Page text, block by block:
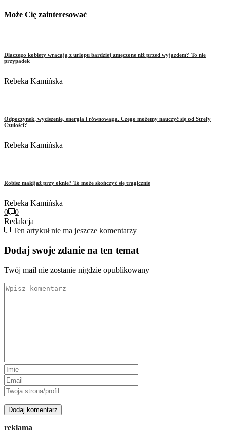
Może Cię zainteresować
Dlaczego kobiety wracają z urlopu bardziej zmęczone niż przed wyjazdem? To nie
przypadek
Rebeka Kamińska
Odpoczynek, wyciszenie, energia i równowaga. Czego możemy nauczyć się od Strefy
Czułości?
Rebeka Kamińska
Robisz makijaż przy oknie? To może skończyć się tragicznie
Rebeka Kamińska
0
0
Redakcja
Ten artykuł nie ma jeszcze komentarzy
Dodaj swoje zdanie na ten temat
Twój mail nie zostanie nigdzie opublikowany
reklama